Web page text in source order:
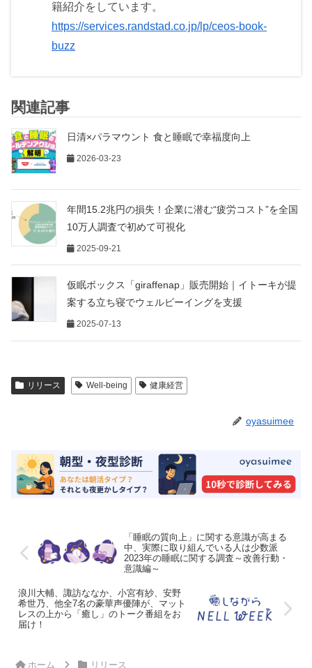
籍紹介をしています。
https://services.randstad.co.jp/lp/ceos-book-
buzz
関連記事
日清×パラマウント 食と睡眠で幸福度向上
2026-03-23
年間15.2兆円の損失！企業に潜む“疲労コスト”を全国
10万人調査で初めて可視化
2025-09-21
仮眠ボックス「giraffenap」販売開始｜イトーキが提
案する立ち寝でウェルビーイングを支援
2025-07-13
リリース Well-being 健康経営
oyasuimee
「睡眠の質向上」に関する意識が高まる
中、実際に取り組んでいる人は少数派
2023年の睡眠に関する調査～改善行動・
意識編～
浪川大輔、諏訪ななか、小宮有紗、安野
希世乃、他全7名の豪華声優陣が、マット
レスの上から「癒し」のトーク番組をお
届け！
ホーム リリース